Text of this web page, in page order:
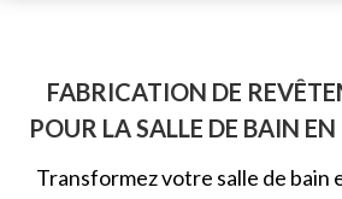
FABRICATION DE
POUR LA SALLE DE BAIN
Transformez votre salle de bain